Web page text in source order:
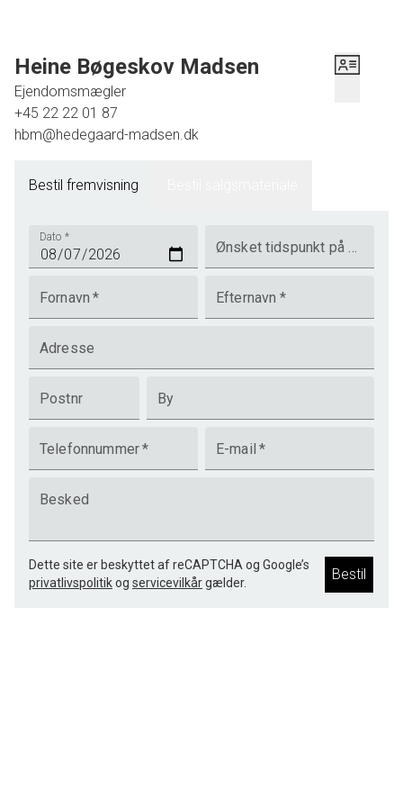
Heine Bøgeskov Madsen
Ejendomsmægler
+45 22 22 01 87
hbm@hedegaard-madsen.dk
Bestil fremvisning
Dato *
Ønsket tidspunkt på dagen
Fornavn * Efternavn *
Adresse
Postnr By
Telefonnummer* E-mail *
Besked
Dette site er beskyttet af reCAPTCHA og Google’s
privatlivspolitikog servicevilkårgælder. Bestil